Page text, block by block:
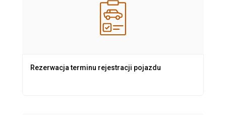
Rezerwacja terminu rejestracji pojazdu